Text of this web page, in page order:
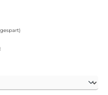
gespart)